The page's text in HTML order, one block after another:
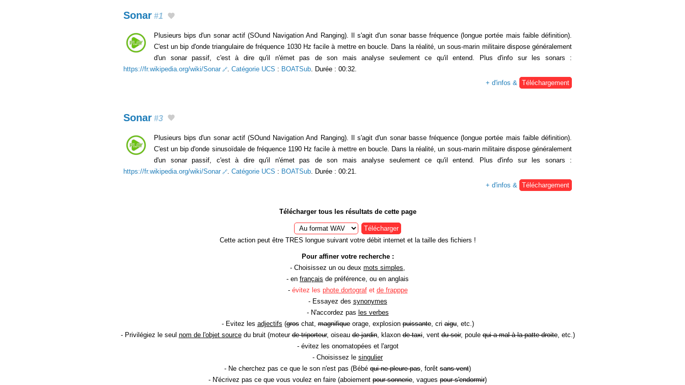
Sonar #1
Plusieurs bips d'un sonar actif (SOund Navigation And Ranging). Il s'agit d'un sonar basse fréquence (longue portée mais faible définition).
C'est un bip d'onde triangulaire de fréquence 1030 Hz facile à mettre en boucle. Dans la réalité, un sous-marin militaire dispose généralement
d'un sonar passif, c'est à dire qu'il n'émet pas de son mais analyse seulement ce qu'il entend. Plus d'info sur les sonars :
https://fr.wikipedia.org/wiki/Sonar
. Catégorie UCS : BOATSub. Durée : 00:32.
+ d'infos &
Téléchargement
Sonar #3
Plusieurs bips d'un sonar actif (SOund Navigation And Ranging). Il s'agit d'un sonar basse fréquence (longue portée mais faible définition).
C'est un bip d'onde sinusoïdale de fréquence 1190 Hz facile à mettre en boucle. Dans la réalité, un sous-marin militaire dispose généralement
d'un sonar passif, c'est à dire qu'il n'émet pas de son mais analyse seulement ce qu'il entend. Plus d'info sur les sonars :
https://fr.wikipedia.org/wiki/Sonar
. Catégorie UCS : BOATSub. Durée : 00:21.
+ d'infos &
Téléchargement
Télécharger tous les résultats de cette page
Télécharger
Cette action peut être TRES longue suivant votre débit internet et la taille des fichiers !
Pour affiner votre recherche :
- Choisissez un ou deux mots simples
- en français de préférence, ou en anglais
- évitez les phote dortografet de frapppe
- Essayez des synonymes
- N'accordez pas les verbes
- Evitez les adjectifs (groschat,magnifiqueorage, explosionpuissante, criaigu, etc.)
- Privilégiez le seul nom de l'objet sourcedu bruit (moteurde triporteur, oiseaude jardin, klaxonde taxi, ventdu soir, poulequi a mal à la patte droite, etc.)
- évitez les onomatopées et l'argot
- Choisissez le singulier
- Ne cherchez pas ce que le son n'est pas (Bébé qui ne pleure pas , forêt sans vent)
- N'écrivez pas ce que vous voulez en faire (aboiement pour sonnerie , vagues pour s'endormir)